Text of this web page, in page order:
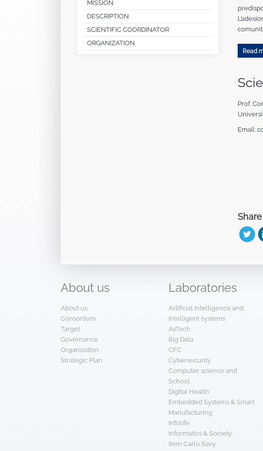
Read
Prof.
Email:
MISSION
DESCRIPTION
SCIENTIFIC COORDINATOR
ORGANIZATION
About us
About us
Consortium
Target
Governance
Organization
Strategic Plan
Laboratories
Artificial Intelligence and
Intelligent systems
AsTech
Big Data
CFC
Cybersecurity
Computer science and
School
Digital Health
Embedded Systems & Smart
Manufacturing
Infolife
Informatics & Society
Item Carlo Savy